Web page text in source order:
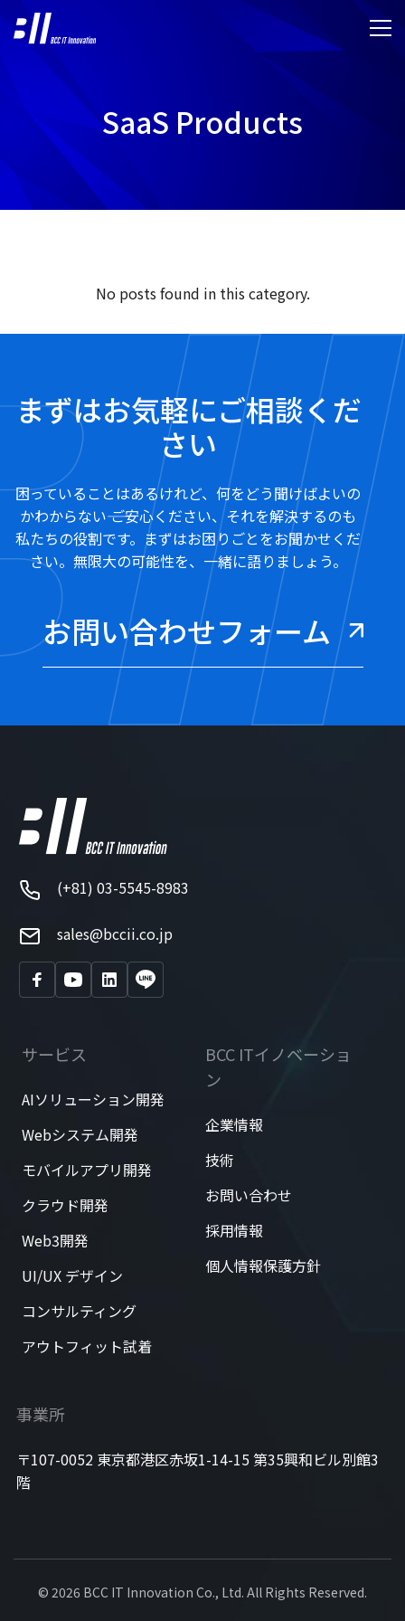
SaaS Products
No posts found in this category.
まずはお気軽にご相談くだ
さい
困っていることはあるけれど、何をどう聞けばよいの
かわからない―― ご安心ください、それを解決するのも
私たちの役割です。まずはお困りごとをお聞かせくだ
さい。無限大の可能性を、一緒に語りましょう。
お問い合わせフォーム
(+81) 03-5545-8983
sales@bccii.co.jp
サービス
AIソリューション開発
Webシステム開発
モバイルアプリ開発
クラウド開発
Web3開発
UI/UX デザイン
コンサルティング
アウトフィット試着
BCC ITイノベーショ
ン
企業情報
技術
お問い合わせ
採用情報
個人情報保護方針
事業所
〒107-0052 東京都港区赤坂1-14-15 第35興和ビル別館3
階
© 2026 BCC IT Innovation Co., Ltd. All Rights Reserved.